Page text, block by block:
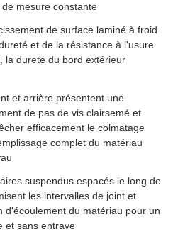
mesure constante
de surface laminé à froid
et de la résistance à l'usure
la dureté du bord extérieur
et arrière présentent une
de pas de vis clairsemé et
efficacement le colmatage
complet du matériau
suspendus espacés le long de
les intervalles de joint et
d'écoulement du matériau pour un
et sans entrave